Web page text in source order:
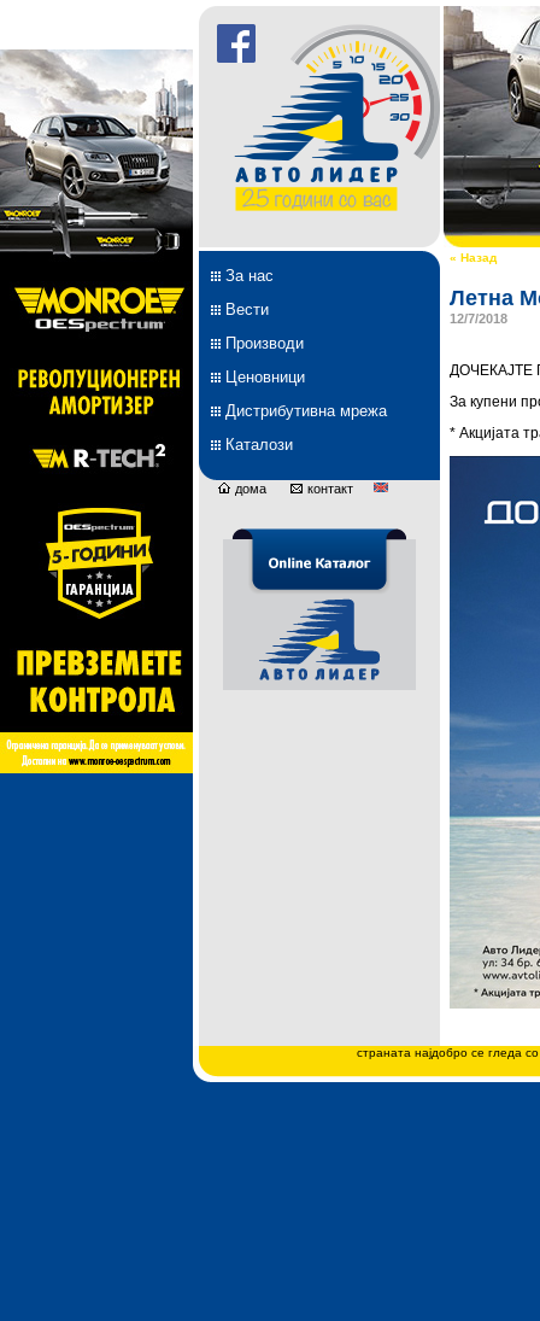
За нас
Вести
Производи
Ценовници
Дистрибутивна мрежа
Каталози
дома контакт
« Назад
Летна
12/7/2018
ДОЧЕКАЈТЕ
За купени
* Акцијата
страната најдобро се гледа